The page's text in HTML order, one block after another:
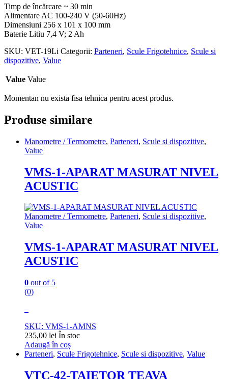
Timp de încărcare ~ 30 min
Alimentare AC 100-240 V (50-60Hz)
Dimensiuni 256 x 101 x 100 mm
Baterie Litiu 7,4 V; 2 Ah
SKU: VET-19Li Categorii: Parteneri, Scule Frigotehnice, Scule si
dispozitive, Value
Value Value
Momentan nu exista fisa tehnica pentru acest produs.
Produse similare
Manometre / Termometre, Parteneri, Scule si dispozitive,
Value
VMS-1-APARAT MASURAT NIVEL
ACUSTIC
Manometre / Termometre, Parteneri, Scule si dispozitive,
Value
VMS-1-APARAT MASURAT NIVEL
ACUSTIC
0 out of 5
(0)
–
SKU: VMS-1-AMNS
235,00 lei În stoc
Adaugă în coș
Parteneri, Scule Frigotehnice, Scule si dispozitive, Value
VTC-42-TAIETOR TEAVA